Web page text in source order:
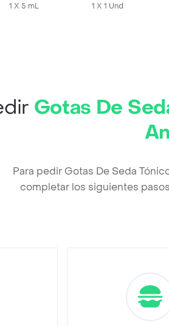
1 X 5 mL
1 X 1 Und
Gotas De
Para pedir Gotas De Seda
completar los siguientes